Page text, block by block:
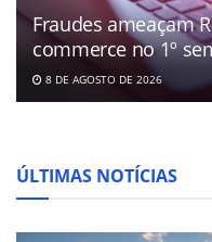
Fraudes ameaçam
commerce no 1º
8 DE AGOSTO DE 2026
ÚLTIMAS NOTÍCIAS